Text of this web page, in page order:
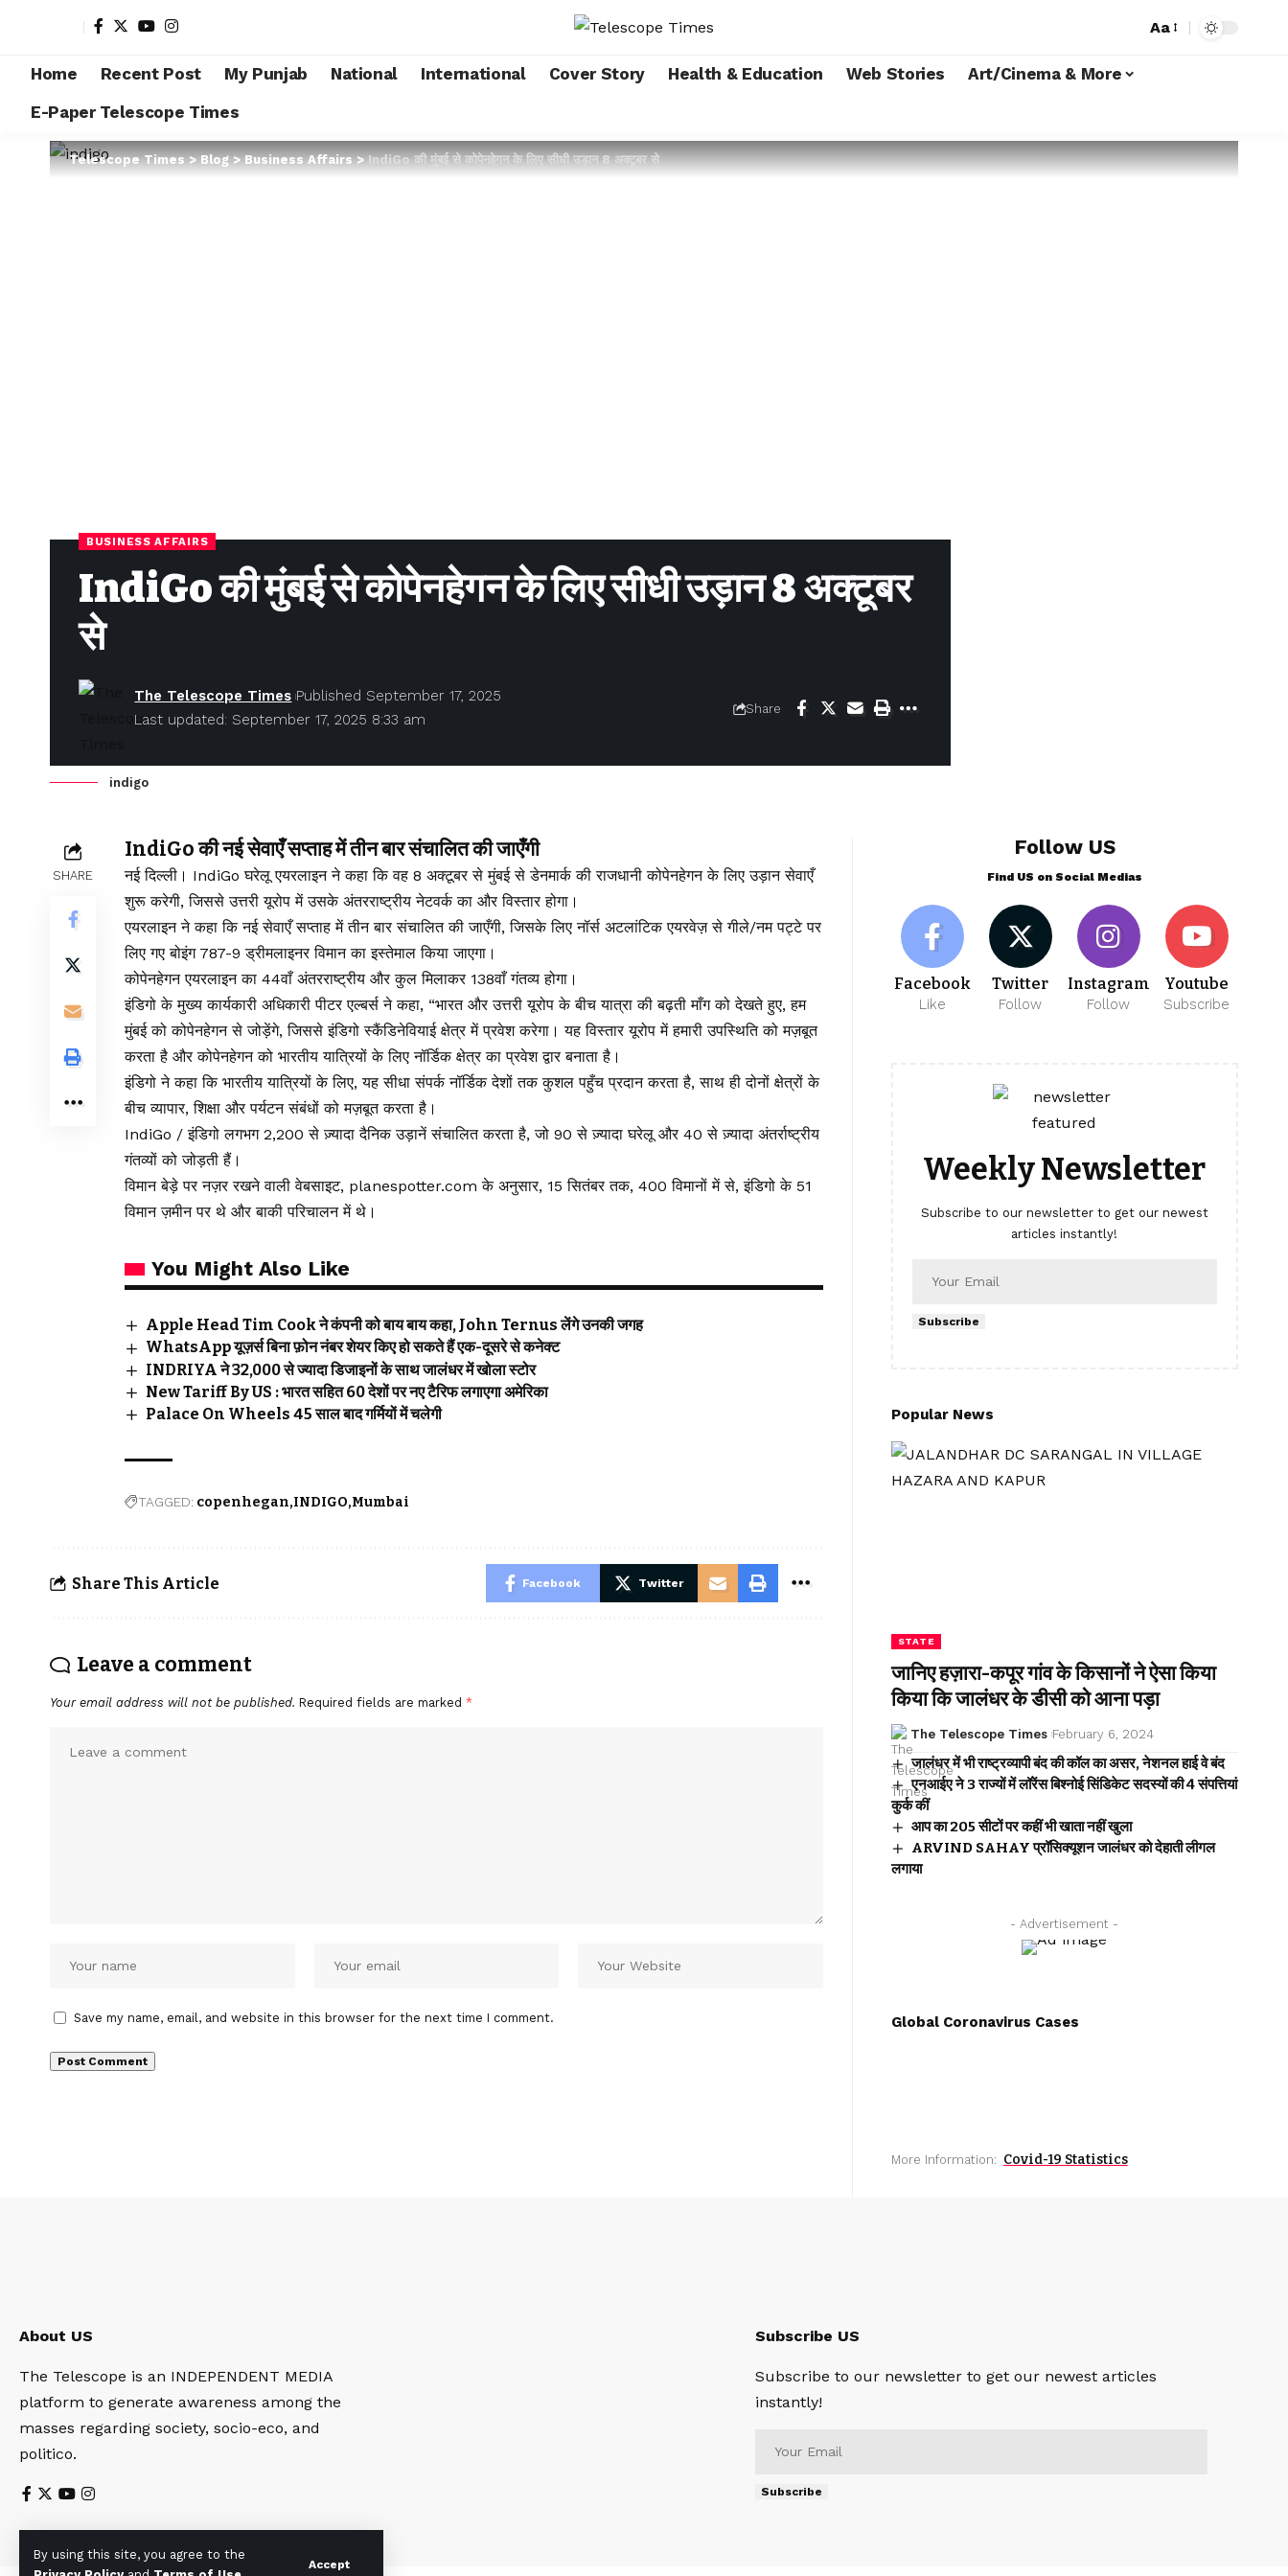
By using this site, you agree to the
Accept
Aa
Home Recent Post My Punjab National International Cover Story Health & Education Web Stories
Art/Cinema & More
E-Paper Telescope Times
Telescope Times>Blog>Business Affairs>IndiGo की मुंबई से कोपेनहेगन के लिए सीधी उड़ान 8 अक्टूबर से
BUSINESS AFFAIRS
IndiGo की मुंबई से कोपेनहेगन के लिए सीधी उड़ान 8 अक्टूबर
से
Last updated: September 17, 2025 8:33 am
The Telescope Times Published September 17, 2025
Share
indigo
SHARE
IndiGo की नई सेवाएँ सप्ताह में तीन बार संचालित की जाएँगी
नई दिल्ली। IndiGo घरेलू एयरलाइन ने कहा कि वह 8 अक्टूबर से मुंबई से डेनमार्क की राजधानी कोपेनहेगन के लिए उड़ान सेवाएँ
शुरू करेगी, जिससे उत्तरी यूरोप में उसके अंतरराष्ट्रीय नेटवर्क का और विस्तार होगा।
एयरलाइन ने कहा कि नई सेवाएँ सप्ताह में तीन बार संचालित की जाएँगी, जिसके लिए नॉर्स अटलांटिक एयरवेज़ से गीले/नम पट्टे पर
लिए गए बोइंग 787-9 ड्रीमलाइनर विमान का इस्तेमाल किया जाएगा।
कोपेनहेगन एयरलाइन का 44वाँ अंतरराष्ट्रीय और कुल मिलाकर 138वाँ गंतव्य होगा।
इंडिगो के मुख्य कार्यकारी अधिकारी पीटर एल्बर्स ने कहा, “भारत और उत्तरी यूरोप के बीच यात्रा की बढ़ती माँग को देखते हुए, हम
मुंबई को कोपेनहेगन से जोड़ेंगे, जिससे इंडिगो स्कैंडिनेवियाई क्षेत्र में प्रवेश करेगा। यह विस्तार यूरोप में हमारी उपस्थिति को मज़बूत
करता है और कोपेनहेगन को भारतीय यात्रियों के लिए नॉर्डिक क्षेत्र का प्रवेश द्वार बनाता है।
इंडिगो ने कहा कि भारतीय यात्रियों के लिए, यह सीधा संपर्क नॉर्डिक देशों तक कुशल पहुँच प्रदान करता है, साथ ही दोनों क्षेत्रों के
बीच व्यापार, शिक्षा और पर्यटन संबंधों को मज़बूत करता है।
IndiGo / इंडिगो लगभग 2,200 से ज़्यादा दैनिक उड़ानें संचालित करता है, जो 90 से ज़्यादा घरेलू और 40 से ज़्यादा अंतर्राष्ट्रीय
गंतव्यों को जोड़ती हैं।
विमान बेड़े पर नज़र रखने वाली वेबसाइट, planespotter.com के अनुसार, 15 सितंबर तक, 400 विमानों में से, इंडिगो के 51
विमान ज़मीन पर थे और बाकी परिचालन में थे।
You Might Also Like
Apple Head Tim Cook ने कंपनी को बाय बाय कहा, John Ternus लेंगे उनकी जगह
WhatsApp यूज़र्स बिना फ़ोन नंबर शेयर किए हो सकते हैं एक-दूसरे से कनेक्ट
INDRIYA ने 32,000 से ज्यादा डिजाइनों के साथ जालंधर में खोला स्टोर
New Tariff By US : भारत सहित 60 देशों पर नए टैरिफ लगाएगा अमेरिका
Palace On Wheels 45 साल बाद गर्मियों में चलेगी
TAGGED: copenhegan INDIGO Mumbai
Share This Article Facebook Twitter
Leave a comment
Your email address will not be published. Required fields are marked *
Save my name, email, and website in this browser for the next time I comment.
Follow US
Find US on Social Medias
Facebook
Like
Twitter
Follow
Instagram
Follow
Youtube
Subscribe
Weekly Newsletter
Subscribe to our newsletter to get our newest
articles instantly!
Subscribe
Popular News
STATE
जानिए हज़ारा-कपूर गांव के किसानों ने ऐसा किया
किया कि जालंधर के डीसी को आना पड़ा
The Telescope Times February 6, 2024
जालंधर में भी राष्ट्रव्यापी बंद की कॉल का असर, नेशनल हाई वे बंद
एनआईए ने 3 राज्यों में लॉरेंस बिश्नोई सिंडिकेट सदस्यों की 4 संपत्तियां
कुर्क कीं
आप का 205 सीटों पर कहीं भी खाता नहीं खुला
ARVIND SAHAY प्रॉसिक्यूशन जालंधर को देहाती लीगल
लगाया
- Advertisement -
Global Coronavirus Cases
More Information: Covid-19 Statistics
About US
The Telescope is an INDEPENDENT MEDIA
platform to generate awareness among the
masses regarding society, socio-eco, and
politico.
Subscribe US
Subscribe to our newsletter to get our newest articles
instantly!
Subscribe